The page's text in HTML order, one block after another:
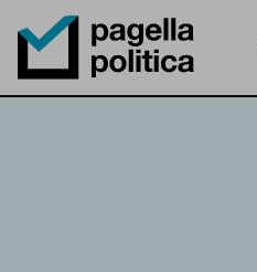
Pagella Politica Logo